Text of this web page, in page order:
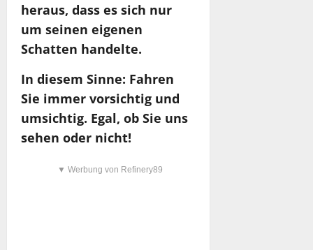
heraus, dass es sich nur
um seinen eigenen
Schatten handelte.
In diesem Sinne: Fahren
Sie immer vorsichtig und
umsichtig. Egal, ob Sie uns
sehen oder nicht!
▼ Werbung von Refinery89